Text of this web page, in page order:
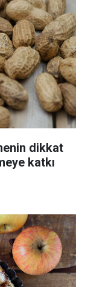
dikkat
katkı